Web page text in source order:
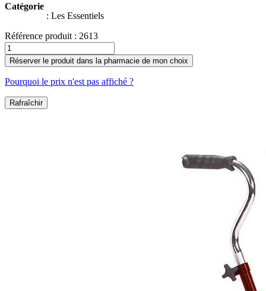
Catégorie
: Les Essentiels
Référence produit : 2613
Réserver le produit dans la pharmacie de mon choix
Pourquoi le prix n'est pas affiché ?